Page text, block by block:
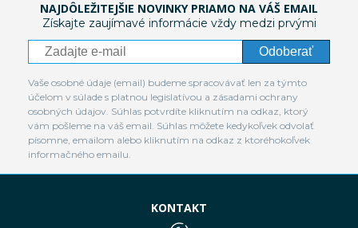
NAJDÔLEŽITEJŠIE NOVINKY PRIAMO NA VÁŠ EMAIL
Získajte zaujímavé informácie vždy medzi prvými
Odoberať
Vaše osobné údaje (email) budeme spracovávať len za týmto
účelom v súlade s platnou legislatívou a zásadami ochrany
osobných údajov. Súhlas potvrdíte kliknutím na odkaz, ktorý
vám pošleme na váš email. Súhlas môžete kedykoľvek odvolať
písomne, emailom alebo kliknutím na odkaz z ktoréhokoľvek
informačného emailu.
KONTAKT